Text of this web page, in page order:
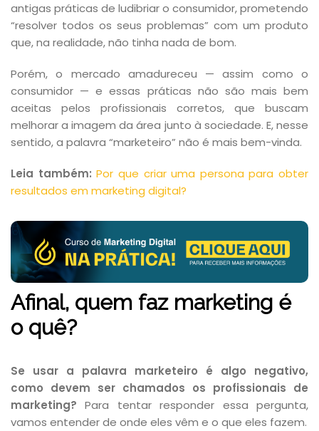
antigas práticas de ludibriar o consumidor, prometendo
“resolver todos os seus problemas” com um produto
que, na realidade, não tinha nada de bom.
Porém, o mercado amadureceu — assim como o
consumidor — e essas práticas não são mais bem
aceitas pelos profissionais corretos, que buscam
melhorar a imagem da área junto à sociedade. E, nesse
sentido, a palavra “marketeiro” não é mais bem-vinda.
Leia também: Por que criar uma persona para obter
resultados em marketing digital?
Afinal, quem faz marketing é
o quê?
Se usar a palavra marketeiro é algo negativo,
como devem ser chamados os profissionais de
marketing?Para tentar responder essa pergunta,
vamos entender de onde eles vêm e o que eles fazem.